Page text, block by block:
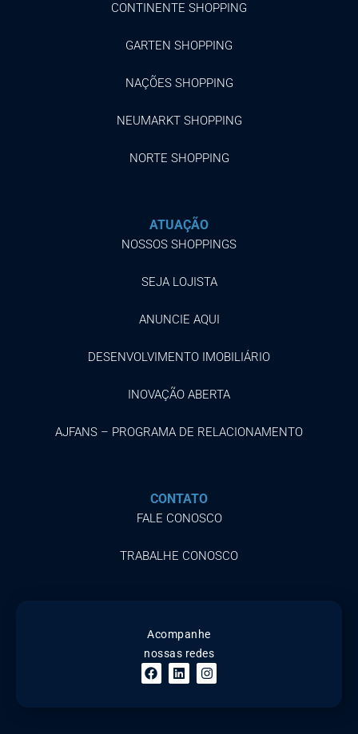
CONTINENTE SHOPPING
GARTEN SHOPPING
NAÇÕES SHOPPING
NEUMARKT SHOPPING
NORTE SHOPPING
ATUAÇÃO
NOSSOS SHOPPINGS
SEJA LOJISTA
ANUNCIE AQUI
DESENVOLVIMENTO IMOBILIÁRIO
INOVAÇÃO ABERTA
AJFANS – PROGRAMA DE RELACIONAMENTO
CONTATO
FALE CONOSCO
TRABALHE CONOSCO
Acompanhe
nossas redes